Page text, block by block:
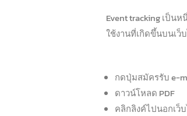
Event tracking เป็น
ใช้งานที่เกิดขึ้นบนเว็
กดปุ่มสมัครรับ e-
ดาวน์โหลด PDF
คลิกลิงค์ไปนอกเว็